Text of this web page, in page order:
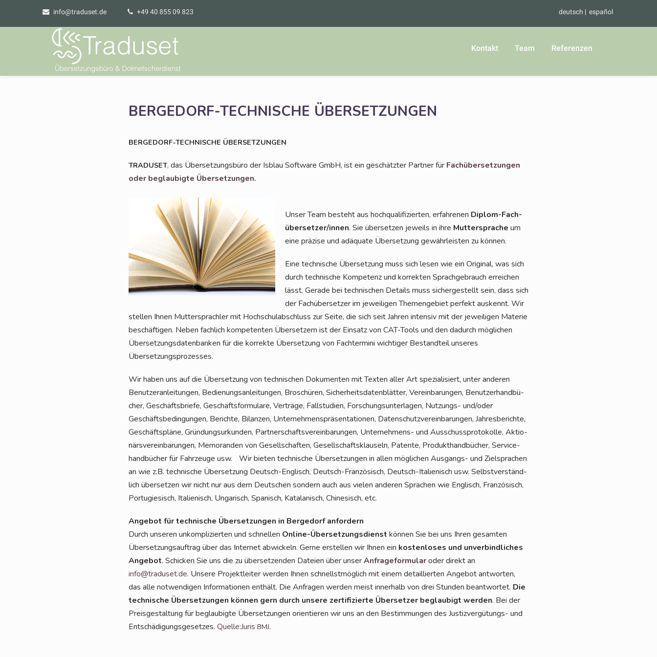
info@traduset.de +49 40 855 09 823 deutsch español
Kontakt Team Referenzen
BERGEDORF-TECHNISCHE ÜBERSETZUNGEN
BERGEDORF-TECHNISCHE ÜBERSETZUNGEN
TRADUSET, das Über­set­zungs­bü­ro der Isblau Soft­ware GmbH, ist ein geschätz­ter Part­ner für Fach­über­set­zun­gen
oder beglau­big­te Übersetzungen.
Unser Team besteht aus hoch­qua­li­fi­zier­ten, erfah­re­nen Diplom-Fach­
über­set­zer/in­nen. Sie über­set­zen jeweils in ihre Mut­ter­spra­che um
eine prä­zi­se und adäqua­te Über­set­zung gewähr­leis­ten zu können.
Eine tech­ni­sche Über­set­zung muss sich lesen wie ein Ori­gi­nal, was sich
durch tech­ni­sche Kom­pe­tenz und kor­rek­ten Sprach­ge­brauch errei­chen
lässt. Gera­de bei tech­ni­schen Details muss sicher­ge­stellt sein, dass sich
der Fach­über­set­zer im jewei­li­gen The­men­ge­biet per­fekt aus­kennt. Wir
stel­len Ihnen Mut­ter­sprach­ler mit Hoch­schul­ab­schluss zur Sei­te, die sich seit Jah­ren inten­siv mit der jewei­li­gen Mate­rie
beschäf­ti­gen. Neben fach­lich kom­pe­ten­ten Über­set­zern ist der Ein­satz von CAT-Tools und den dadurch mög­li­chen
Über­set­zungs­da­ten­ban­ken für die kor­rek­te Über­set­zung von Fach­ter­mi­ni wich­ti­ger Bestand­teil unse­res
Übersetzungsprozesses.
Wir haben uns auf die Über­set­zung von tech­ni­schen Doku­men­ten mit Tex­ten aller Art spe­zia­li­siert, unter ande­ren
Benut­zer­an­lei­tun­gen, Bedie­nungs­an­lei­tun­gen, Bro­schü­ren, Sicher­heits­da­ten­blät­ter, Ver­ein­ba­run­gen, Benut­zer­hand­bü­
cher, Geschäfts­brie­fe, Geschäfts­for­mu­la­re, Ver­trä­ge, Fall­stu­di­en, For­schungs­un­ter­la­gen, Nut­zungs- und/oder
Geschäfts­be­din­gun­gen, Berich­te, Bilan­zen, Unter­neh­mens­prä­sen­ta­tio­nen, Daten­schutz­ver­ein­ba­run­gen, Jah­res­be­rich­te,
Geschäfts­plä­ne, Grün­dungs­ur­kun­den, Part­ner­schafts­ver­ein­ba­run­gen, Unter­neh­mens- und Aus­schuss­pro­to­kol­le, Aktio­
närs­ver­ein­ba­run­gen, Memo­ran­den von Gesell­schaf­ten, Gesell­schafts­klau­seln, Paten­te, Pro­dukt­hand­bü­cher, Ser­vice­
hand­bü­cher für Fahr­zeu­ge usw. Wir bie­ten tech­ni­sche Über­set­zun­gen in allen mög­li­chen Aus­gangs- und Ziel­spra­chen
an wie z.B. tech­ni­sche Über­set­zung Deutsch-Eng­lisch, Deutsch-Fran­zö­sisch, Deutsch-Ita­lie­nisch usw. Selbst­ver­ständ­
lich über­set­zen wir nicht nur aus dem Deut­schen son­dern auch aus vie­len ande­ren Spra­chen wie Eng­lisch, Fran­zö­sisch,
Por­tu­gie­sisch, Ita­lie­nisch, Unga­risch, Spa­nisch, Kata­la­nisch, Chi­ne­sisch, etc.
Ange­bot für tech­ni­sche Über­set­zun­gen in Ber­ge­dorf anfordern
Durch unse­ren unkom­pli­zier­ten und schnel­len Online-Über­set­zungs­dienst kön­nen Sie bei uns Ihren gesam­ten
Über­set­zungs­auf­trag über das Inter­net abwi­ckeln. Ger­ne erstel­len wir Ihnen ein kos­ten­lo­ses und unver­bind­li­ches
Ange­bot. Schi­cken Sie uns die zu über­set­zen­den Datei­en über unserAnfra­ge­for­mu­laroder direkt an
info@traduset.de. Unse­re Pro­jekt­lei­ter wer­den Ihnen schnellst­mög­lich mit einem detail­lier­ten Ange­bot ant­wor­ten,
das alle not­wen­di­gen Infor­ma­tio­nen ent­hält. Die Anfra­gen wer­den meist inner­halb von drei Stun­den beant­wor­tet. Die
tech­ni­sche Über­set­zun­gen kön­nen gern durch unse­re zer­ti­fi­zier­te Über­set­zer beglau­bigt wer­den. Bei der
Preis­ge­stal­tung für beglau­big­te Über­set­zun­gen ori­en­tie­ren wir uns an den Bestim­mun­gen des Jus­tiz­ver­gü­tungs- und
Ent­schä­di­gungs­ge­set­zes. Quelle:Juris BMJ.